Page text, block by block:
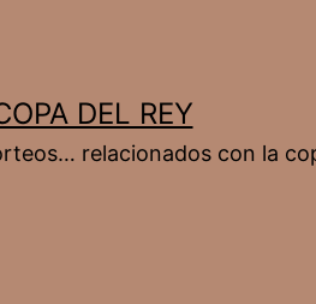
DEL REY
relacionados con la